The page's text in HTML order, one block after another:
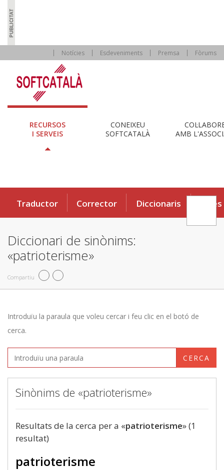
Notícies Esdeveniments Premsa Fòrums
RECURSOS
I SERVEIS
CONEIXEU
SOFTCATALÀ
AMB
Traductor Corrector Diccionaris Eines
Diccionari de sinònims:
«patrioterisme»
Compartiu
Introduïu la paraula que voleu cercar i feu clic en el botó de
cerca.
CERCA
Sinònims de «patrioterisme»
Resultats de la cerca per a «patrioterisme» (1
resultat)
patrioterisme